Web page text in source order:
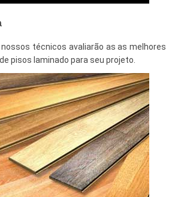
nossos técnicos avaliarão as as melhores
pisos laminado para seu projeto.